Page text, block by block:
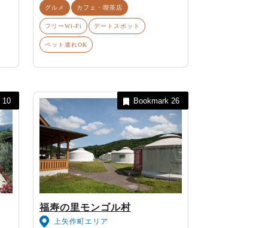
グルメ カフェ・喫茶店
フリーWi-Fi デートスポット
ペット連れOK
10
福寿の里モンゴル村
上矢作町エリア
Bookmark 26